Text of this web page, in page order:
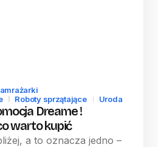
Roboty sprzątające Uroda
Dreame !
warto kupić
a to oznacza jedno –